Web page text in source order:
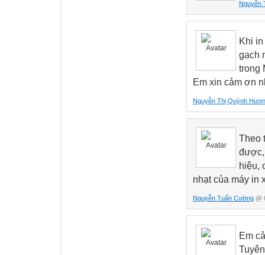
Nguyễn
Khi
gạch
trong
Em xin cảm ơn
Nguyễn Thị Quỳnh
Theo
được,
hiệu,
nhạt của máy in
Nguyễn Tuấn Cường @
Em